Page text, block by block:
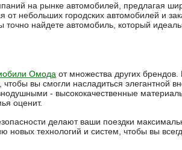
на рынке автомобилей, предлагая
от небольших городских автомобилей и
найдете автомобиль, который
Омода от множества других
вы смогли насладиться элегантной
- высококачественные
оценит.
делают ваши поездки
новых технологий и систем, чтобы вы